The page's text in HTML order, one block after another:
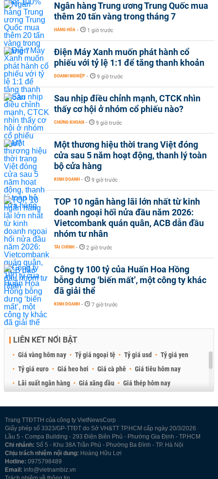
Ngân hàng Trung ương Trung Quốc mua
thêm 20 tấn vàng trong tháng 7
HÀNG HÓA - 1 giờ trước
Điện Máy Xanh muốn phát hành cổ
phiếu với tỷ lệ 1:1 để tăng thanh khoản
DOANH NGHIỆP - 9 giờ trước
Sau nhịp điều chỉnh mạnh, CTCK nhìn
thấy cơ hội ở nhóm cổ phiếu nào?
CHỨNG KHOÁN - 9 giờ trước
Một thương hiệu thời trang Việt đóng
cửa sau 5 năm hoạt động, thanh lý toàn
bộ cửa hàng
KINH DOANH - 9 giờ trước
TOP 10 ngân hàng lãi lớn nhất từ kinh
doanh ngoại hối nửa đầu năm 2026:
Vietcombank quán quân, ACB dẫn đầu
nhóm tư nhân
TÀI CHÍNH - 2 giờ trước
Công ty 100 tỷ của Huấn Hoa Hồng
bỗng dưng ‘biến mất’, một công ty khác
đã giải thể
KINH DOANH - 7 giờ trước
LIÊN KẾT NỔI BẬT
Giá vàng hôm nay Tỷ giá ngoại tệ Tỷ giá usd
Tỷ giá yen
Tỷ giá euro
Giá heo hơi Giá cà phê
Giá tiêu hôm nay
Lãi suất ngân hàng
Giá xăng dầu
Giá thép hôm nay
Trang TTĐTTH của công ty VietNewsCorp
Giấy phép số 3323/GP-TTĐT do Sở VH&TT TP.HCM cấp ngày 20/3/2026
Lầu 5 - Compa Building - 293 Điện Biên Phủ - Phường Gia Định - TP.HCM
Chi nhánh: Số 5 - Khu 38A Trần Phú - Phường Ba Đình - TP. Hà Nội
Chịu trách nhiệm nội dung: Hoàng Hữu Lợi
Hotline: 0975798489
Email: info@vietnambiz.vn